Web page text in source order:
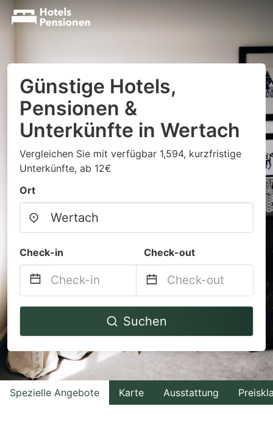
Günstige Hotels,
Pensionen &
Unterkünfte in Wertach
Vergleichen Sie mit verfügbar 1,594, kurzfristige
Unterkünfte, ab 12€
Ort
Check-in Check-out
Navigate
to
interact
with
the
Navigate
to
interact
with
the
Suchen
Spezielle Angebote Karte Ausstattung